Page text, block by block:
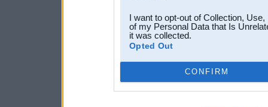
I want to opt-out of Collection,
of my Personal Data that Is
it was collected.
Opted Out
CONFIRM